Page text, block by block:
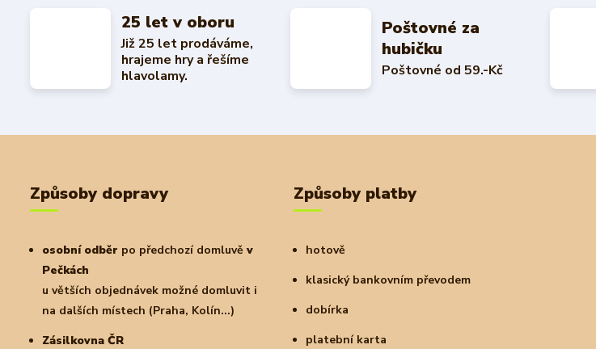
25 let v oboru
Již 25 let prodáváme,
hrajeme hry a řešíme
hlavolamy.
Poštovné za
hubičku
Poštovné od 59.-Kč
Způsoby dopravy
osobní odběr po předchozí domluvě v
Pečkách
u větších objednávek možné domluvit i
na dalších místech (Praha, Kolín...)
Zásilkovna ČR
Způsoby platby
hotově
klasický bankovním převodem
dobírka
platební karta